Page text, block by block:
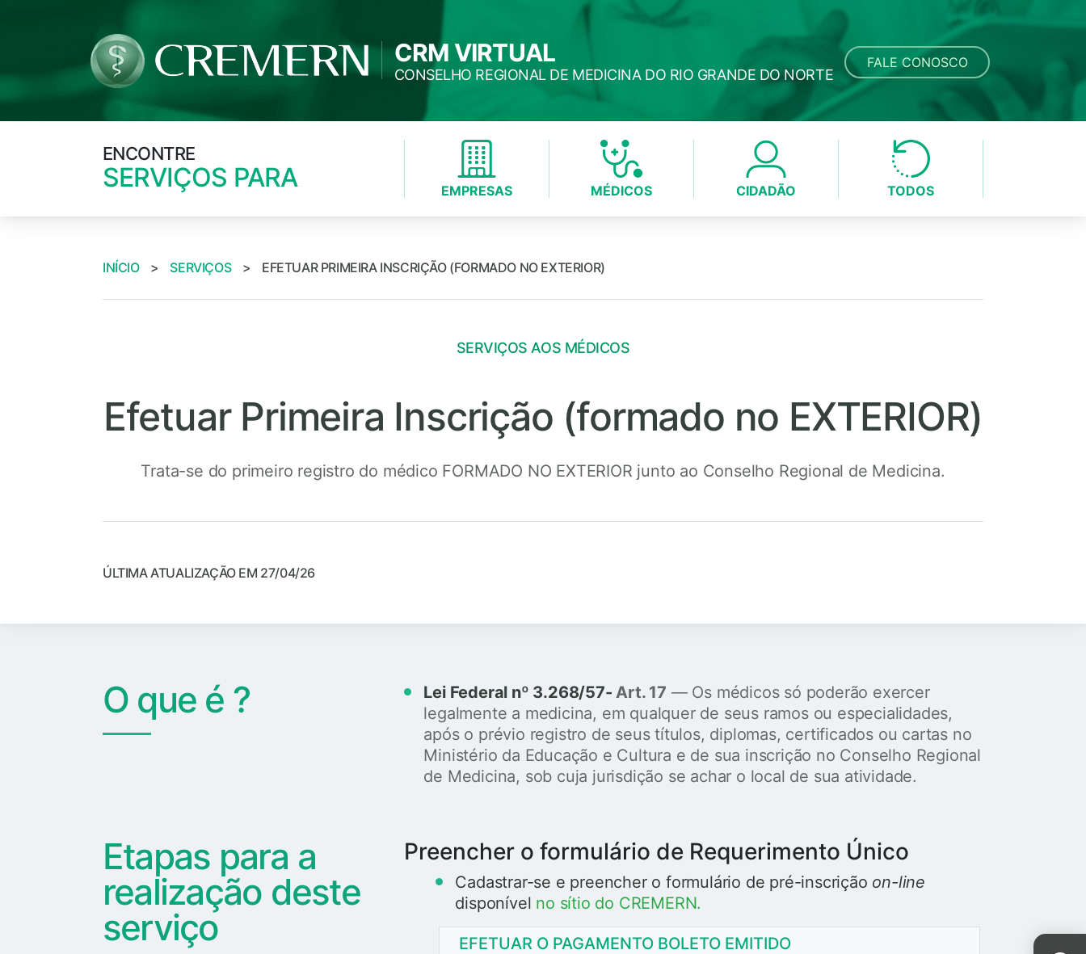
CRM VIRTUAL
CONSELHO REGIONAL DE MEDICINA DO RIO GRANDE DO NORTE
FALE CONOSCO
ENCONTRE
SERVIÇOS PARA EMPRESAS MÉDICOS CIDADÃO TODOS
INÍCIO > SERVIÇOS > EFETUAR PRIMEIRA INSCRIÇÃO (FORMADO NO EXTERIOR)
SERVIÇOS AOS MÉDICOS
Efetuar Primeira Inscrição (formado no EXTERIOR)
Trata-se do primeiro registro do médico FORMADO NO EXTERIOR junto ao Conselho Regional de Medicina.
ÚLTIMA ATUALIZAÇÃO EM 27/04/26
O que é ? Lei Federal nº 3.268/57- Art. 17 — Os médicos só poderão exercer
legalmente a medicina, em qualquer de seus ramos ou especialidades,
após o prévio registro de seus títulos, diplomas, certificados ou cartas no
Ministério da Educação e Cultura e de sua inscrição no Conselho Regional
de Medicina, sob cuja jurisdição se achar o local de sua atividade.
Etapas para a
realização deste
serviço
Preencher o formulário de Requerimento Único
Cadastrar-se e preencher o formulário de pré-inscrição on-line
disponível no sítio do CREMERN.
EFETUAR O PAGAMENTO BOLETO EMITIDO